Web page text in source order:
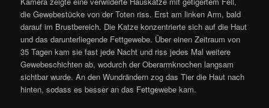
die Gewebestücke von der Toten riss. Erst am linken Arm, bald
darauf im Brustbereich. Die Katze konzentrierte sich auf die Haut
und das darunterliegende Fettgewebe. Über einen Zeitraum von
35 Tagen kam sie fast jede Nacht und riss jedes Mal weitere
Gewebeschichten ab, wodurch der Oberarmknochen langsam
sichtbar wurde. An den Wundrändern zog das Tier die Haut nach
hinten, sodass es besser an das Fettgewebe kam.